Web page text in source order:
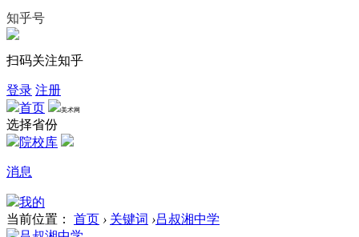
知乎号
扫码关注知乎
登录 注册
首页
美术网
选择省份
院校库
消息
我的
当前位置：
首页 › 关键词 ›吕叔湘中学